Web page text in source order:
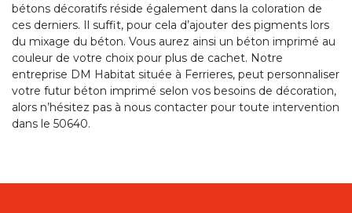
bétons décoratifs réside également dans la coloration de
ces derniers. Il suffit, pour cela d’ajouter des pigments lors
du mixage du béton. Vous aurez ainsi un béton imprimé au
couleur de votre choix pour plus de cachet. Notre
entreprise DM Habitat située à Ferrieres, peut personnaliser
votre futur béton imprimé selon vos besoins de décoration,
alors n’hésitez pas à nous contacter pour toute intervention
dans le 50640.